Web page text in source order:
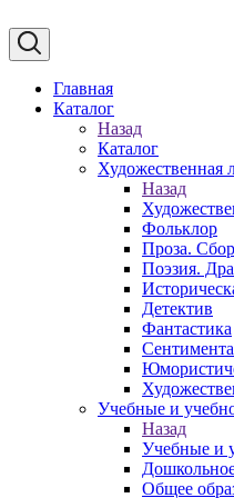
Главная
Каталог
Назад
Каталог
Художественная
Назад
Фольклор
Проза.
Поэзия.
Детектив
Фантастика
Учебные и
Назад
Учебные и
Общее